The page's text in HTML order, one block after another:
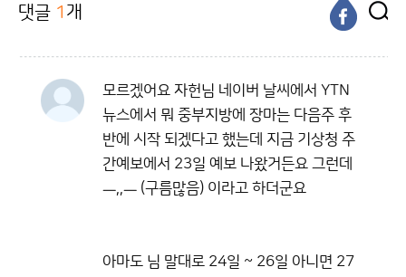
댓글 1 개
모르겠어요 자헌님 네이버 날씨에서 YTN
뉴스에서 뭐 중부지방에 장마는 다음주 후
반에 시작 되겠다고 했는데 지금 기상청 주
간예보에서 23일 예보 나왔거든요 그런데
ㅡ,,ㅡ (구름많음) 이라고 하더군요
아마도 님 말대로 24일 ~ 26일 아니면 27